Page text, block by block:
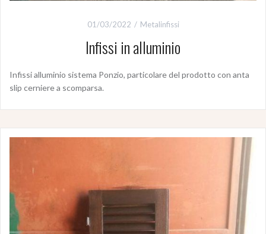
01/03/2022 Metalinfissi
Infissi in alluminio
Infissi alluminio sistema Ponzio, particolare del prodotto con anta
slip cerniere a scomparsa.